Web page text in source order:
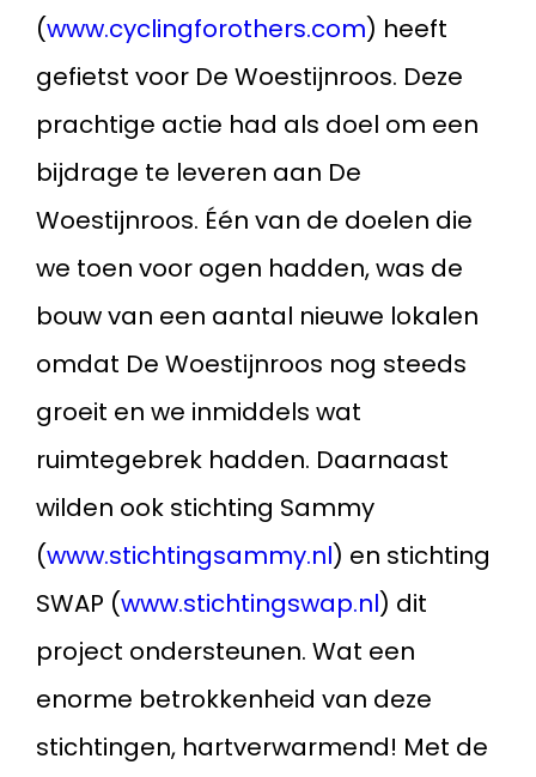
(www.cyclingforothers.com) heeft
gefietst voor De Woestijnroos. Deze
prachtige actie had als doel om een
bijdrage te leveren aan De
Woestijnroos. Één van de doelen die
we toen voor ogen hadden, was de
bouw van een aantal nieuwe lokalen
omdat De Woestijnroos nog steeds
groeit en we inmiddels wat
ruimtegebrek hadden. Daarnaast
wilden ook stichting Sammy
(www.stichtingsammy.nl) en stichting
SWAP (www.stichtingswap.nl) dit
project ondersteunen. Wat een
enorme betrokkenheid van deze
stichtingen, hartverwarmend! Met de